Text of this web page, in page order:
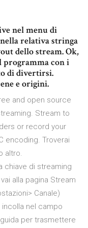
nel menu di
relativa stringa
dello stream. Ok,
programma con i
di divertirsi.
e origini.
and open source
Stream to
or record your
encoding. Troverai
altro.
chiave di streaming
alla pagina Stream
Canale)
nel campo
per trasmettere